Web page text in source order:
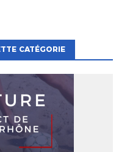
CATÉGORIE